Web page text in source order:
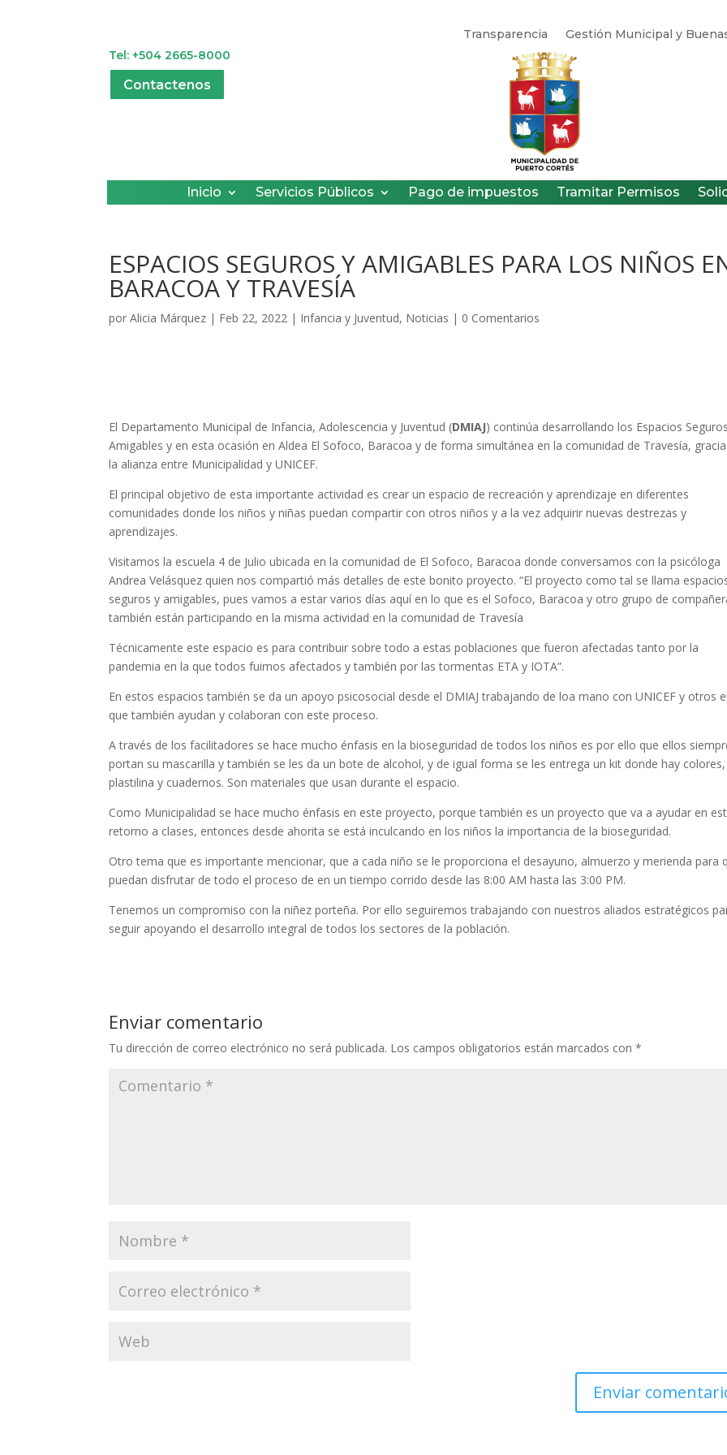
Transparencia Gestión Municipal y
Tel: +504 2665-8000
Contactenos
Inicio Servicios Públicos Pago de impuestos Tramitar Permisos
ESPACIOS SEGUROS Y AMIGABLES PARA LOS NIÑOS
BARACOA Y TRAVESÍA
porAlicia Márquez | Feb 22, 2022 | Infancia y Juventud, Noticias | 0 Comentarios
El Departamento Municipal de Infancia, Adolescencia y Juventud (DMIAJ) continúa desarrollando los Espacios
Amigables y en esta ocasión en Aldea El Sofoco, Baracoa y de forma simultánea en la comunidad de Travesía,
la alianza entre Municipalidad y UNICEF.
El principal objetivo de esta importante actividad es crear un espacio de recreación y aprendizaje en diferentes
comunidades donde los niños y niñas puedan compartir con otros niños y a la vez adquirir nuevas destrezas y
aprendizajes.
Visitamos la escuela 4 de Julio ubicada en la comunidad de El Sofoco, Baracoa donde conversamos con la psicóloga
Andrea Velásquez quien nos compartió más detalles de este bonito proyecto. “El proyecto como tal se llama
seguros y amigables, pues vamos a estar varios días aquí en lo que es el Sofoco, Baracoa y otro grupo de
también están participando en la misma actividad en la comunidad de Travesía
Técnicamente este espacio es para contribuir sobre todo a estas poblaciones que fueron afectadas tanto por la
pandemia en la que todos fuimos afectados y también por las tormentas ETA y IOTA”.
En estos espacios también se da un apoyo psicosocial desde el DMIAJ trabajando de loa mano con UNICEF y otros
que también ayudan y colaboran con este proceso.
A través de los facilitadores se hace mucho énfasis en la bioseguridad de todos los niños es por ello que ellos
portan su mascarilla y también se les da un bote de alcohol, y de igual forma se les entrega un kit donde hay colores,
plastilina y cuadernos. Son materiales que usan durante el espacio.
Como Municipalidad se hace mucho énfasis en este proyecto, porque también es un proyecto que va a ayudar en
retorno a clases, entonces desde ahorita se está inculcando en los niños la importancia de la bioseguridad.
Otro tema que es importante mencionar, que a cada niño se le proporciona el desayuno, almuerzo y merienda para
puedan disfrutar de todo el proceso de en un tiempo corrido desde las 8:00 AM hasta las 3:00 PM.
Tenemos un compromiso con la niñez porteña. Por ello seguiremos trabajando con nuestros aliados estratégicos
seguir apoyando el desarrollo integral de todos los sectores de la población.
Enviar comentario
Tu dirección de correo electrónico no será publicada. Los campos obligatorios están marcados con*